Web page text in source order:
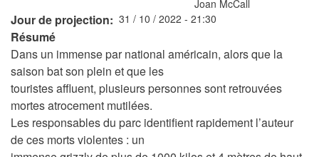
Joan McCall
Jour de projection 31 / 10 / 2022 - 21:30
Résumé
Dans un immense par national américain, alors que la
saison bat son plein et que les
touristes affluent, plusieurs personnes sont retrouvées
mortes atrocement mutilées.
Les responsables du parc identifient rapidement l’auteur
de ces morts violentes : un